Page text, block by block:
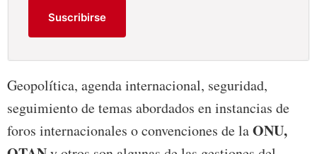
Suscribirse
Geopolítica, agenda internacional, seguridad,
seguimiento de temas abordados en instancias de
foros internacionales o convenciones de laONU,